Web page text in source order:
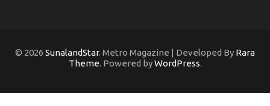
© 2026 SunalandStar. Metro Magazine | Developed By Rara
Theme. Powered byWordPress.